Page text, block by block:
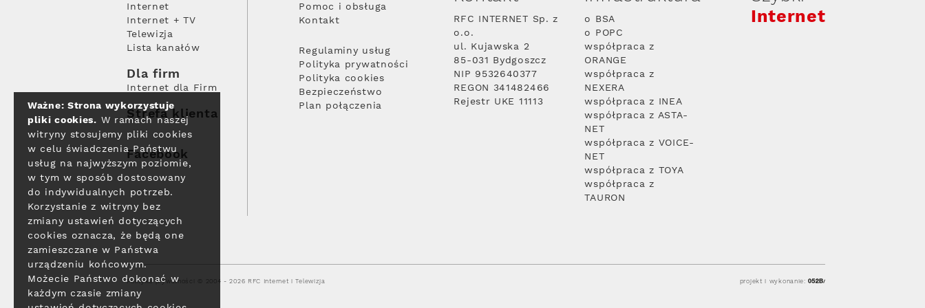
Internet
Internet + TV
Telewizja
Lista kanałów
Dla firm
Internet dla Firm
Strefa klienta
Facebook
Pomoc i obsługa
Kontakt
Regulaminy usług
Polityka prywatności
Polityka cookies
Bezpieczeństwo
Plan połączenia
RFC INTERNET Sp. z
o.o.
ul. Kujawska 2
85-031 Bydgoszcz
NIP 9532640377
REGON 341482466
Rejestr UKE 11113
o BSA
o POPC
współpraca z
ORANGE
współpraca z
NEXERA
współpraca z INEA
współpraca z ASTA-
NET
współpraca z VOICE-
NET
współpraca z TOYA
współpraca z
TAURON
Internet
Polityka prywatności © 2004 - 2026 RFC Internet i Telewizja projekt i wykonanie:
Ważne: Strona wykorzystuje
pliki cookies. W ramach naszej
witryny stosujemy pliki cookies
w celu świadczenia Państwu
usług na najwyższym poziomie,
w tym w sposób dostosowany
do indywidualnych potrzeb.
Korzystanie z witryny bez
zmiany ustawień dotyczących
cookies oznacza, że będą one
zamieszczane w Państwa
urządzeniu końcowym.
Możecie Państwo dokonać w
każdym czasie zmiany